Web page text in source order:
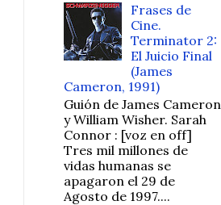
Frases de
Cine.
Terminator 2:
El Juicio Final
(James
Cameron, 1991)
Guión de James Cameron
y William Wisher. Sarah
Connor : [voz en off]
Tres mil millones de
vidas humanas se
apagaron el 29 de
Agosto de 1997....